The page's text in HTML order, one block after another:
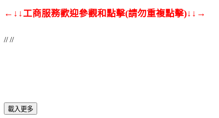
←↓↓工商服務歡迎參觀和點擊(請勿重複點擊)↓↓→
// //
載入更多